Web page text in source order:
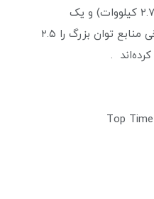
دو شعله شامل یک بزرگ (۲.۷۵ کیلووات) و یک
متوسط (۱.۹۲ کیلووات) . برخی منابع توان بزرگ را ۲.۵